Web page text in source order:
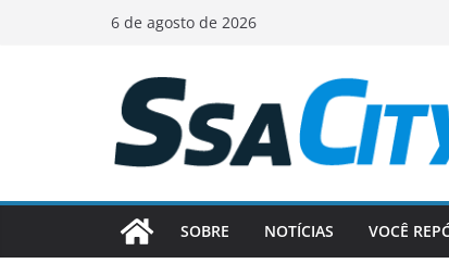
6 de agosto de 2026
SOBRE NOTÍCIAS VOCÊ